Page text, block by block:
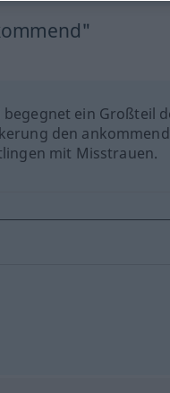
begegnet ein Großteil
den
mit Misstrauen.